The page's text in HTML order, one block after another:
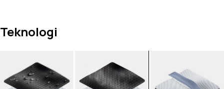
Teknologi